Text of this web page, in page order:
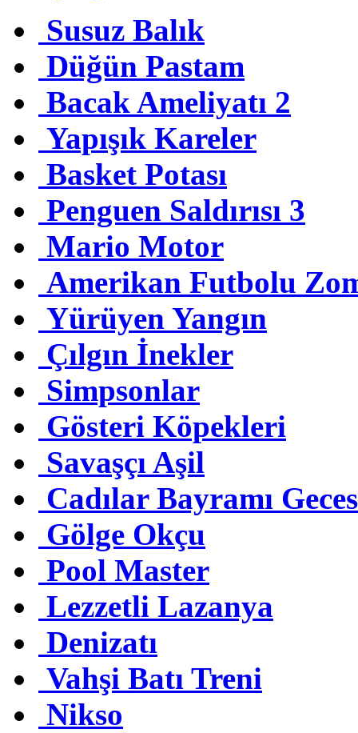
Susuz Balık
Düğün Pastam
Bacak Ameliyatı 2
Yapışık Kareler
Basket Potası
Penguen Saldırısı 3
Mario Motor
Amerikan Futbolu
Yürüyen Yangın
Çılgın İnekler
Simpsonlar
Gösteri Köpekleri
Savaşçı Aşil
Cadılar Bayramı
Gölge Okçu
Pool Master
Lezzetli Lazanya
Denizatı
Vahşi Batı Treni
Nikso